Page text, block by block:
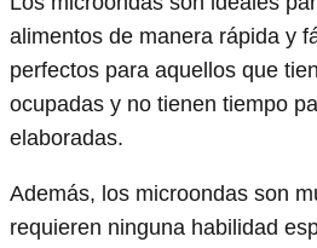
alimentos de manera rápida y
perfectos para aquellos que
ocupadas y no tienen tiempo
elaboradas.
Además, los microondas son
requieren ninguna habilidad